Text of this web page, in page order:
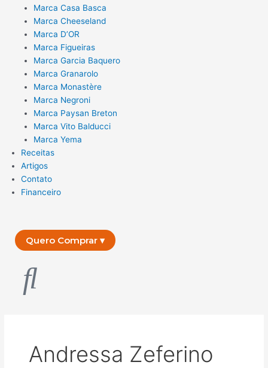
Marca Casa Basca
Marca Cheeseland
Marca D’OR
Marca Figueiras
Marca Garcia Baquero
Marca Granarolo
Marca Monastère
Marca Negroni
Marca Paysan Breton
Marca Vito Balducci
Marca Yema
Receitas
Artigos
Contato
Financeiro
Quero Comprar ▾
Andressa Zeferino